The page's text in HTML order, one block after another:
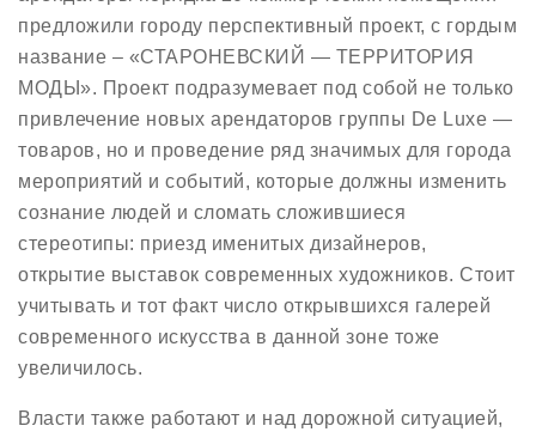
предложили городу перспективный проект, с гордым
название – «СТАРОНЕВСКИЙ — ТЕРРИТОРИЯ
МОДЫ». Проект подразумевает под собой не только
привлечение новых арендаторов группы De Luxe —
товаров, но и проведение ряд значимых для города
мероприятий и событий, которые должны изменить
сознание людей и сломать сложившиеся
стереотипы: приезд именитых дизайнеров,
открытие выставок современных художников. Стоит
учитывать и тот факт число открывшихся галерей
современного искусства в данной зоне тоже
увеличилось.
Власти также работают и над дорожной ситуацией,